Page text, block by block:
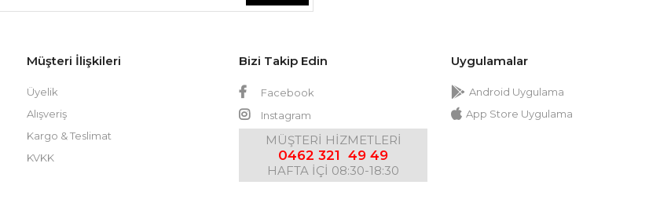
Müşteri İlişkileri
Üyelik
Alışveriş
Kargo & Teslimat
KVKK
Bizi Takip Edin
Facebook
Instagram
MÜŞTERİ HİZMETLERİ
0462 321 49 49
HAFTA İÇİ 08:30-18:30
Uygulamalar
Android Uygulama
App Store Uygulama